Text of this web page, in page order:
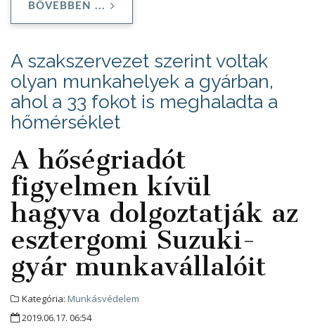
BŐVEBBEN ...
A szakszervezet szerint voltak
olyan munkahelyek a gyárban,
ahol a 33 fokot is meghaladta a
hőmérséklet
A hőségriadót
figyelmen kívül
hagyva dolgoztatják az
esztergomi Suzuki-
gyár munkavállalóit
Kategória: Munkásvédelem
2019.06.17. 06:54